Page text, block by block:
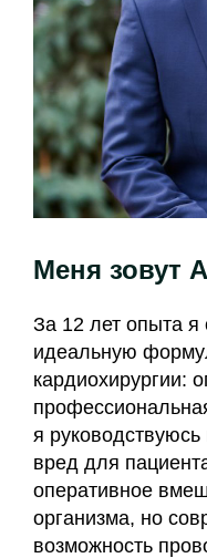
Меня зовут
За 12 лет опыта
идеальную
кардиохирургии:
я
вред для
оперативное
организма, но
возможность